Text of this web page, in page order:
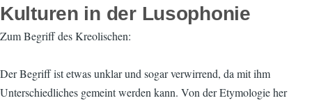
Kulturen in der Lusophonie
Zum Begriff des Kreolischen:
Der Begriff ist etwas unklar und sogar verwirrend, da mit ihm
Unterschiedliches gemeint werden kann. Von der Etymologie her